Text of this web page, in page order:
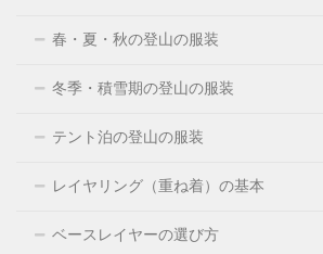
春・夏・秋の登山の服装
冬季・積雪期の登山の服装
テント泊の登山の服装
レイヤリング（重ね着）の基本
ベースレイヤーの選び方